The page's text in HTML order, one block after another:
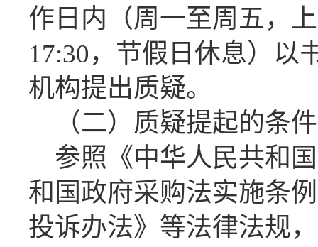
作日内（周一至周五，
17:30，节假日休息）以
机构提出质疑。
（二） 质疑提起的条
参照 《中华人民共和
和国政府采购法实施条
投诉办法》等法律法规